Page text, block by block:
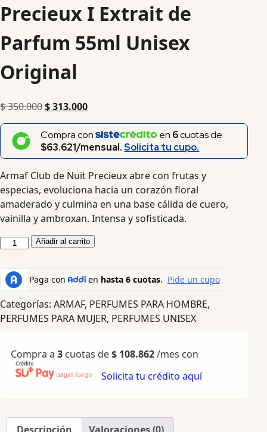
Precieux I Extrait de
Parfum 55ml Unisex
Original
$350.000$313.000
Compra con en 6cuotas de
$63.621/mensual.Solicita tu cupo.
Armaf Club de Nuit Precieux abre con frutas y
especias, evoluciona hacia un corazón floral
amaderado y culmina en una base cálida de cuero,
vainilla y ambroxan. Intensa y sofisticada.
Añadir al carrito
Categorías: ARMAF, PERFUMES PARA HOMBRE,
PERFUMES PARA MUJER, PERFUMES UNISEX
Compra a 3 cuotas de$ 108.862/mes con
Solicita tu crédito aquí